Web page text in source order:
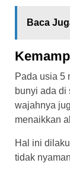
Baca
Pada usia 5
bunyi ada di
wajahnya
menaikkan
Hal ini
tidak